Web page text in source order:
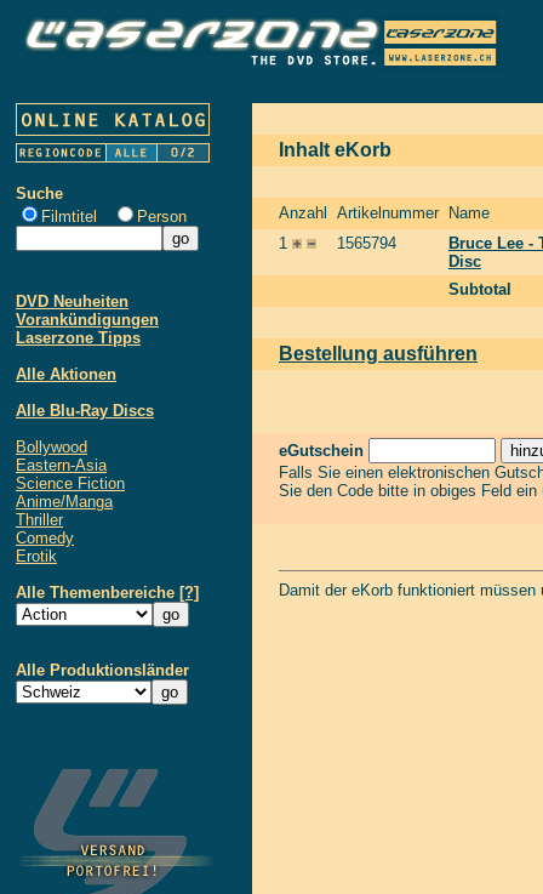
Suche
Filmtitel
Person
DVD Neuheiten
Vorankündigungen
Laserzone Tipps
Alle Aktionen
Alle Blu-Ray Discs
Bollywood
Eastern-Asia
Science Fiction
Anime/Manga
Thriller
Comedy
Erotik
Alle Themenbereiche [?]
Alle Produktionsländer
Inhalt eKorb
Anzahl Artikelnummer
Name
1
1565794
Bruce Lee -
Disc
Subtotal
Bestellung ausführen
eGutschein
Falls Sie einen elektronischen
Sie den Code bitte in obiges Feld
Damit der eKorb funktioniert